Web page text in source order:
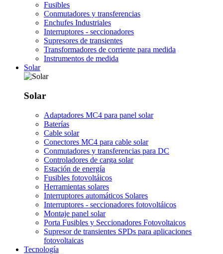
Fusibles
Conmutadores y transferencias
Enchufes Industriales
Interruptores - seccionadores
Supresores de transientes
Transformadores de corriente para medida
Instrumentos de medida
Solar
Solar
Adaptadores MC4 para panel solar
Baterías
Cable solar
Conectores MC4 para cable solar
Conmutadores y transferencias para DC
Controladores de carga solar
Estación de energía
Fusibles fotovoltáicos
Herramientas solares
Interruptores automáticos Solares
Interruptores - seccionadores fotovoltáicos
Montaje panel solar
Porta Fusibles y Seccionadores Fotovoltaicos
Supresor de transientes SPDs para aplicaciones
fotovoltaicas
Tecnología